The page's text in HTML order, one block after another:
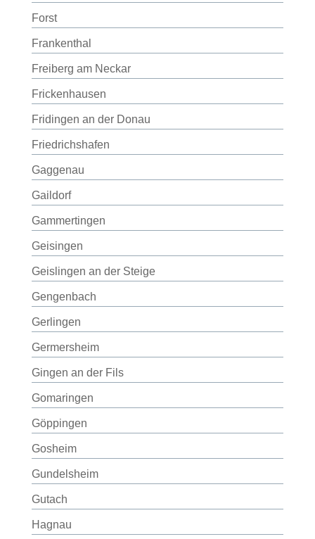
Forst
Frankenthal
Freiberg am Neckar
Frickenhausen
Fridingen an der Donau
Friedrichshafen
Gaggenau
Gaildorf
Gammertingen
Geisingen
Geislingen an der Steige
Gengenbach
Gerlingen
Germersheim
Gingen an der Fils
Gomaringen
Göppingen
Gosheim
Gundelsheim
Gutach
Hagnau